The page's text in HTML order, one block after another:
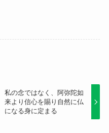
私の念ではなく、阿弥陀如
来より信心を賜り自然に仏
になる身に定まる